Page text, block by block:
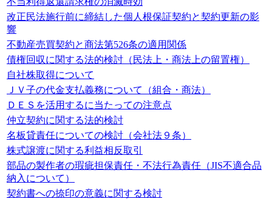
改正民法施行前に締結した個人根保証契約と契約更新の影
響
不動産売買契約と商法第526条の適用関係
債権回収に関する法的検討（民法上・商法上の留置権）
自社株取得について
ＪＶ子の代金支払義務について（組合・商法）
ＤＥＳを活用するに当たっての注意点
仲立契約に関する法的検討
名板貸責任についての検討（会社法９条）
株式譲渡に関する利益相反取引
部品の製作者の瑕疵担保責任・不法行為責任（JIS不適合品
納入について）
契約書への捺印の意義に関する検討